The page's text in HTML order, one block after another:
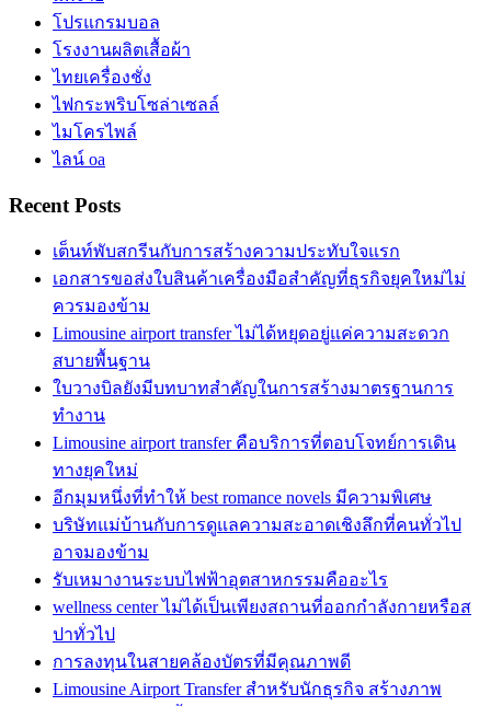
โปรแกรมบอล
โรงงานผลิตเสื้อผ้า
ไทยเครื่องชั่ง
ไฟกระพริบโซล่าเซลล์
ไมโครไพล์
ไลน์ oa
Recent Posts
เต็นท์พับสกรีนกับการสร้างความประทับใจแรก
เอกสารขอส่งใบสินค้าเครื่องมือสำคัญที่ธุรกิจยุคใหม่ไม่
ควรมองข้าม
Limousine airport transfer ไม่ได้หยุดอยู่แค่ความสะดวก
สบายพื้นฐาน
ใบวางบิลยังมีบทบาทสำคัญในการสร้างมาตรฐานการ
ทำงาน
Limousine airport transfer คือบริการที่ตอบโจทย์การเดิน
ทางยุคใหม่
อีกมุมหนึ่งที่ทำให้ best romance novels มีความพิเศษ
บริษัทแม่บ้านกับการดูแลความสะอาดเชิงลึกที่คนทั่วไป
อาจมองข้าม
รับเหมางานระบบไฟฟ้าอุตสาหกรรมคืออะไร
wellness center ไม่ได้เป็นเพียงสถานที่ออกกำลังกายหรือส
ปาทั่วไป
การลงทุนในสายคล้องบัตรที่มีคุณภาพดี
Limousine Airport Transfer สำหรับนักธุรกิจ สร้างภาพ